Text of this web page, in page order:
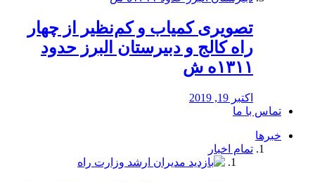
️تصویری کمیاب و کم‌نظیر از چهار
راه كالج و دبيرستان البرز حدود
۱۳۱۱ه ش
اکتبر 19, 2019
تماس با ما
خبرها
تمام اخبار